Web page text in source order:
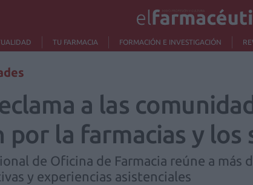
TU FARMACIA FORMACIÓN E INVESTIGACIÓN
a las
por la farmacias y los
de Oficina de Farmacia reúne a más
y experiencias asistenciales